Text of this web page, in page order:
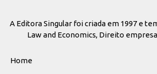
A Editora Singular foi criada em 1997 e
Law and Economics, Direito
Home